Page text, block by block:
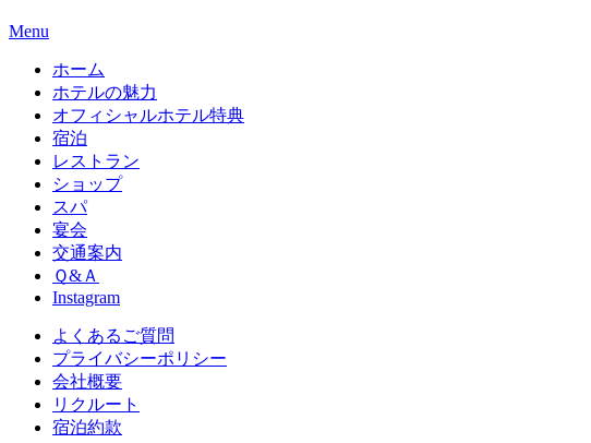
Menu
ホーム
ホテルの魅力
オフィシャルホテル特典
宿泊
レストラン
ショップ
スパ
宴会
交通案内
Ｑ&Ａ
Instagram
よくあるご質問
プライバシーポリシー
会社概要
リクルート
宿泊約款